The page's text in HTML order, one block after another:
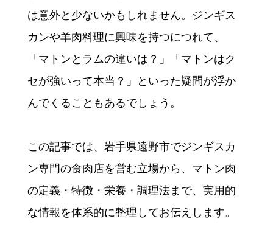
は意外と少ないかもしれません。ジンギス
カンや羊肉料理に興味を持つにつれて、
「マトンとラムの違いは？」「マトンはク
セが強いって本当？」といった疑問が浮か
んでくることもあるでしょう。
この記事では、岩手県遠野市でジンギスカ
ン専門の食肉店を営む立場から、マトン肉
の定義・特徴・栄養・調理法まで、実用的
な情報を体系的に整理してお伝えします。